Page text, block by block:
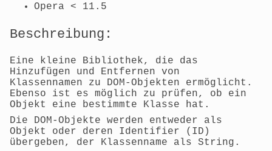
Opera < 11.5
Beschreibung:
Eine kleine Bibliothek, die das
Hinzufügen und Entfernen von
Klassennamen zu DOM-Objekten ermöglicht.
Ebenso ist es möglich zu prüfen, ob ein
Objekt eine bestimmte Klasse hat.
Die DOM-Objekte werden entweder als
Objekt oder deren Identifier (ID)
übergeben, der Klassenname als String.